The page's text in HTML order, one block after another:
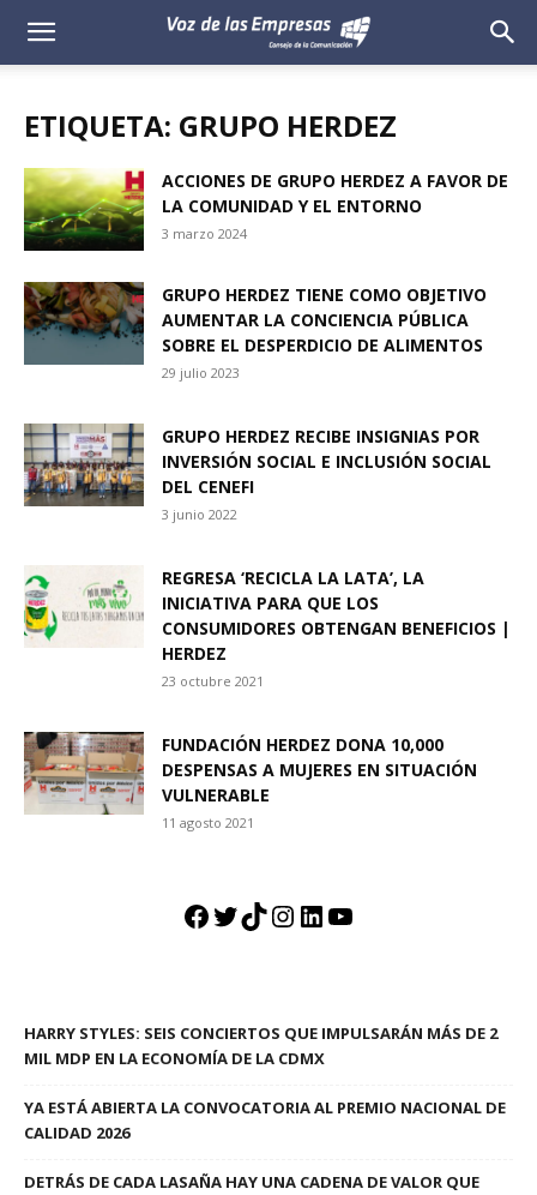
Voz
Empresas
ETIQUETA: GRUPO HERDEZ
ACCIONES DE GRUPO HERDEZ A FAVOR DE
LA COMUNIDAD Y EL ENTORNO
3 marzo 2024
GRUPO HERDEZ TIENE COMO OBJETIVO
AUMENTAR LA CONCIENCIA PÚBLICA
SOBRE EL DESPERDICIO DE ALIMENTOS
29 julio 2023
GRUPO HERDEZ RECIBE INSIGNIAS POR
INVERSIÓN SOCIAL E INCLUSIÓN SOCIAL
DEL CENEFI
3 junio 2022
REGRESA ‘RECICLA LA LATA’, LA
INICIATIVA PARA QUE LOS
CONSUMIDORES OBTENGAN BENEFICIOS |
HERDEZ
23 octubre 2021
FUNDACIÓN HERDEZ DONA 10,000
DESPENSAS A MUJERES EN SITUACIÓN
VULNERABLE
11 agosto 2021
Facebook
Twitter
TikTok
Instagram
LinkedIn
YouTube
HARRY STYLES: SEIS CONCIERTOS QUE IMPULSARÁN MÁS DE 2
MIL MDP EN LA ECONOMÍA DE LA CDMX
YA ESTÁ ABIERTA LA CONVOCATORIA AL PREMIO NACIONAL DE
CALIDAD 2026
DETRÁS DE CADA LASAÑA HAY UNA CADENA DE VALOR QUE